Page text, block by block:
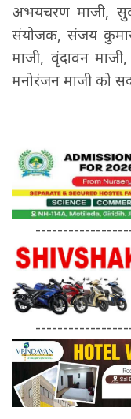
अभयचरण माजी,
संयोजक, संजय
माजी, वृंदावन
मनोरंजन माजी को